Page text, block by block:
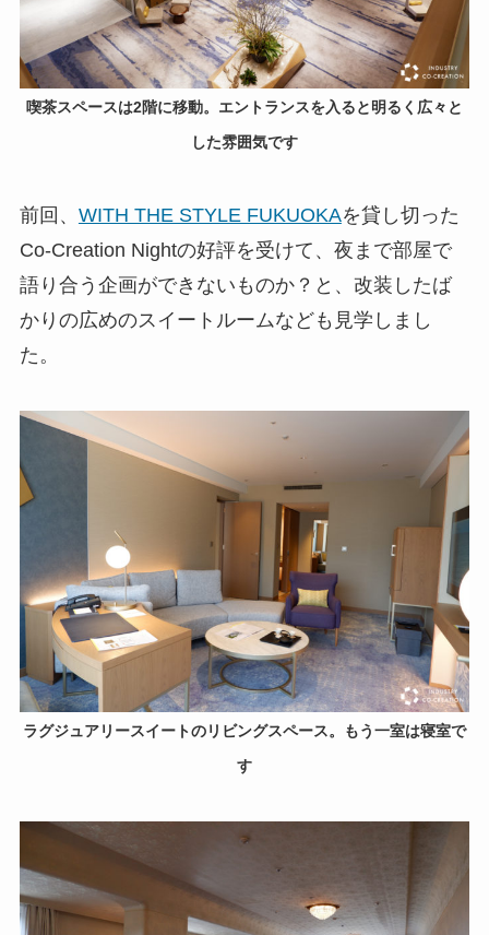
喫茶スペースは2階に移動。エントランスを入ると明るく広々と
した雰囲気です
前回、 WITH THE STYLE FUKUOKAを貸し切った
Co-Creation Nightの好評を受けて、夜まで部屋で
語り合う企画ができないものか？と、改装したば
かりの広めのスイートルームなども見学しまし
た。
ラグジュアリースイートのリビングスペース。もう一室は寝室で
す